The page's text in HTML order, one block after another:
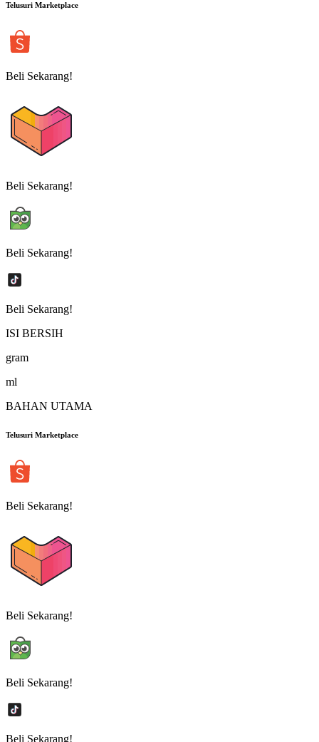
Telusuri Marketplace
Beli Sekarang!
Beli Sekarang!
Beli Sekarang!
Beli Sekarang!
ISI BERSIH
gram
ml
BAHAN UTAMA
Telusuri Marketplace
Beli Sekarang!
Beli Sekarang!
Beli Sekarang!
Beli Sekarang!